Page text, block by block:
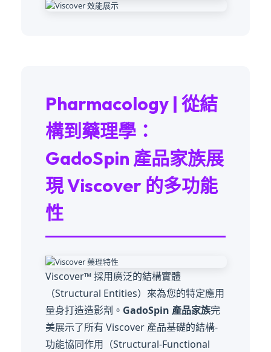
Pharmacology | 從結
構到藥理學：
GadoSpin 產品家族展
現 Viscover 的多功能
性
Viscover™ 採用廣泛的結構實體
（Structural Entities）來為您的特定應用
量身打造造影劑。 GadoSpin 產品家族完
美展示了所有 Viscover 產品基礎的結構-
功能協同作用（Structural-Functional